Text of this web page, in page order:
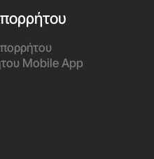
Mobile App